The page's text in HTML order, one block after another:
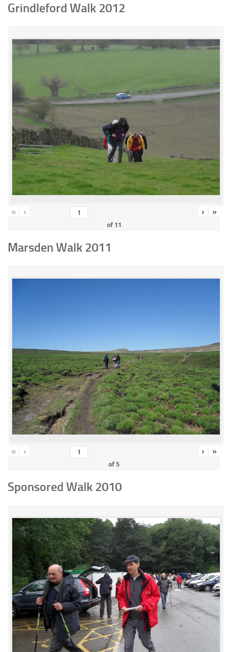
Grindleford Walk 2012
« ‹
of 11
› »
Marsden Walk 2011
« ‹
of5
› »
Sponsored Walk 2010